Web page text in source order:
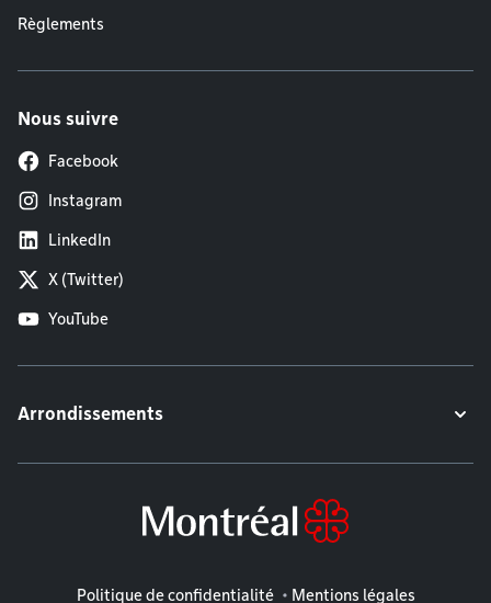
Règlements
Nous suivre
Facebook
Instagram
LinkedIn
X (Twitter)
YouTube
Arrondissements
Mentions légales
Politique de confidentialité Mentions légales